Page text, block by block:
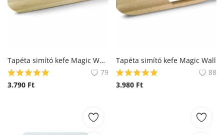
Tapéta simító kefe Magic Wall Nature
79
3.790 Ft
Tapéta simító kefe Magic Wall
88
3.980 Ft